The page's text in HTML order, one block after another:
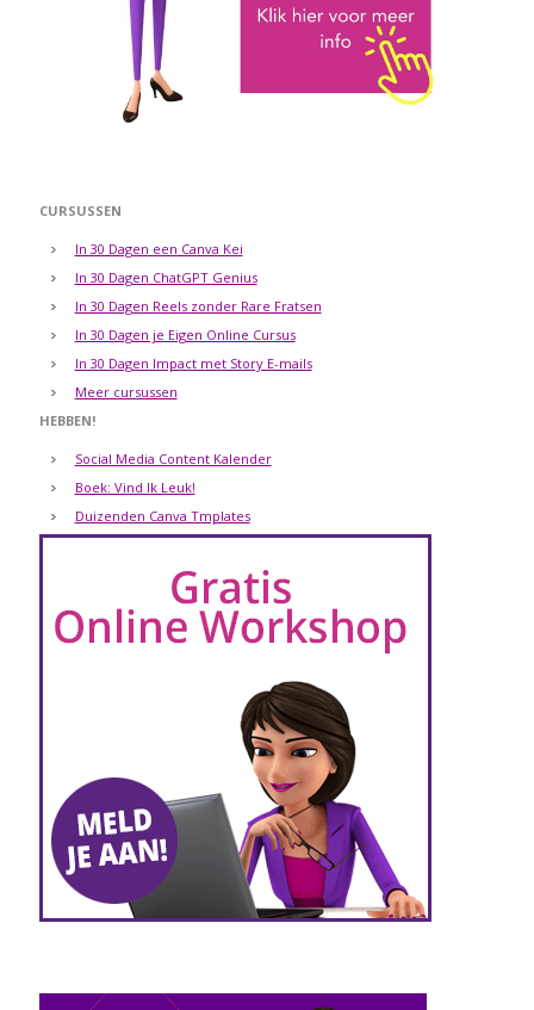
CURSUSSEN
In 30 Dagen een Canva Kei
In 30 Dagen ChatGPT Genius
In 30 Dagen Reels zonder Rare Fratsen
In 30 Dagen je Eigen Online Cursus
In 30 Dagen Impact met Story E-mails
Meer cursussen
HEBBEN!
Social Media Content Kalender
Boek: Vind Ik Leuk!
Duizenden Canva Tmplates